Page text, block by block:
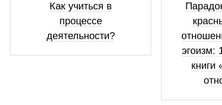
Как учиться в
процессе
деятельности?
эгоизм:
книги